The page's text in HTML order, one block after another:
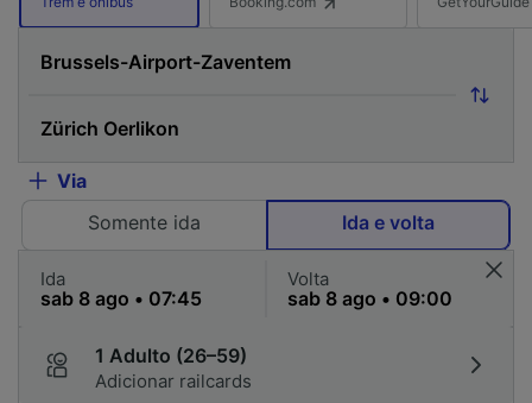
Via
Somente ida
Ida e volta
Ida Volta
1 Adulto (26–59)
Adicionar railcards